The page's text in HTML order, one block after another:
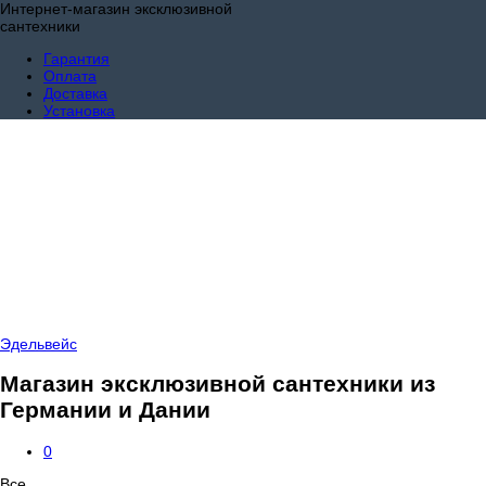
Интернет-магазин эксклюзивной
сантехники
Гарантия
Оплата
Доставка
Установка
Эдельвейс
Магазин эксклюзивной сантехники из
Германии и Дании
0